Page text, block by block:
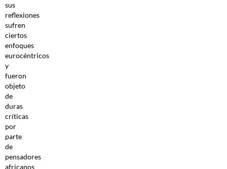
sus
reflexiones
sufren
ciertos
enfoques
eurocéntricos
y
fueron
objeto
de
duras
críticas
por
parte
de
pensadores
africanos